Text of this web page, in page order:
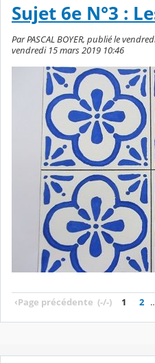
Sujet 6e N°3 :
Par PASCAL BOYER, publié le
vendredi 15 mars 2019 10:46
‹Page précédente (-/-) 1 2